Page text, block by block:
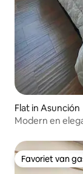
Flat in Asunción
Modern en
Favoriet van
Favoriet van